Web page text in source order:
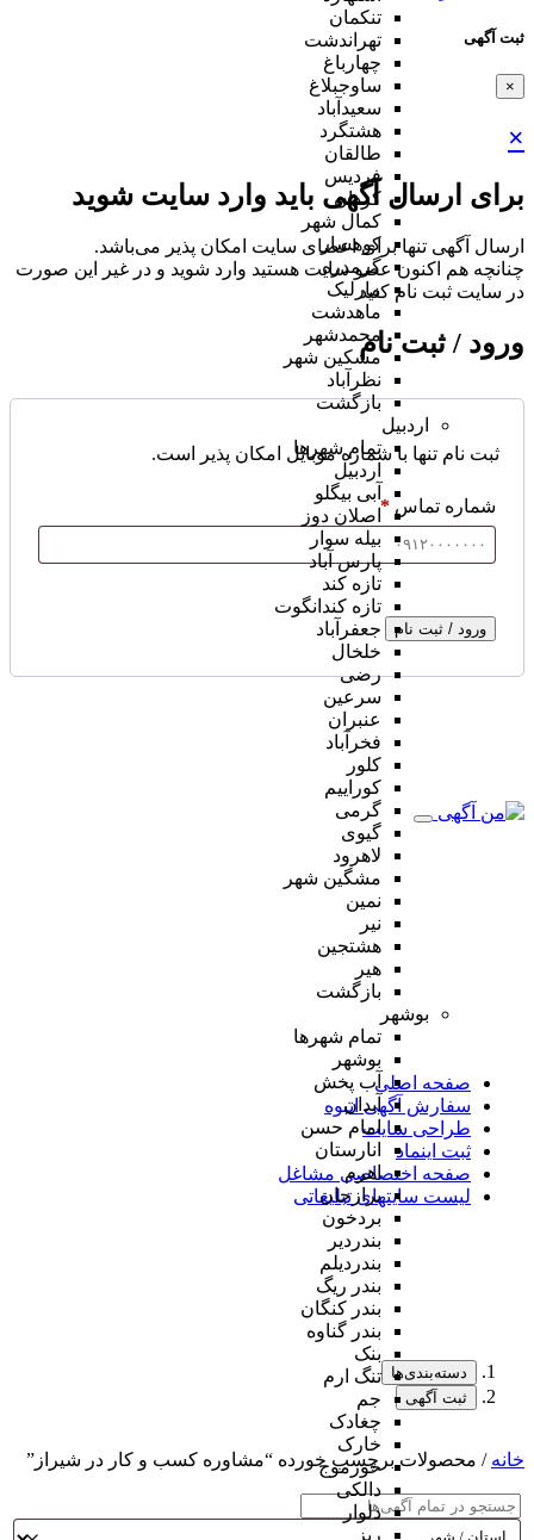
ثبت آگهی
×
×
برای ارسال آگهی باید وارد سایت شوید
ارسال آگهی تنها برای اعضای سایت امکان پذیر می‌باشد.
چنانچه هم‌ اکنون عضو سایت هستید وارد شوید و در غیر این صورت
در سایت ثبت نام کنید
ورود / ثبت نام
ثبت نام تنها با شماره موبایل امکان پذیر است.
شماره تماس *
ورود / ثبت نام
تنکمان
تهراندشت
چهارباغ
ساوجبلاغ
سعیدآباد
هشتگرد
طالقان
فردیس
کردان
کمال شهر
کوهسار
گرمدره
مارلیک
ماهدشت
محمدشهر
مشکین شهر
نظرآباد
بازگشت
اردبیل
تمام شهر‌ها
اردبیل
آبی بیگلو
اصلان دوز
بیله سوار
پارس آباد
تازه کند
تازه کندانگوت
جعفرآباد
خلخال
رضی
سرعین
عنبران
فخرآباد
کلور
کوراییم
گرمی
گیوی
لاهرود
مشگین شهر
نمین
نیر
هشتجین
هیر
بازگشت
بوشهر
تمام شهر‌ها
بوشهر
آب پخش
آبدان
امام حسن
انارستان
اهرم
برازجان
بردخون
بندردیر
بندردیلم
بندر ریگ
بندر کنگان
بندر گناوه
بنک
تنگ ارم
جم
چغادک
خارک
خورموج
دالکی
دلوار
ریز
صفحه اصلی
سفارش آگهی انبوه
طراحی سایت
ثبت اینماد
صفحه اختصاصی مشاغل
لیست سایتهای تبلیغاتی
دسته‌بندی‌ها
ثبت آگهی
خانه / محصولات برچسب خورده “مشاوره کسب و کار در شیراز”